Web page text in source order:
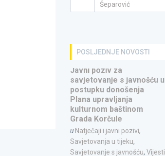
Šeparović
POSLJEDNJE NOVOSTI
Javni poziv za
savjetovanje s javnošću u
postupku donošenja
Plana upravljanja
kulturnom baštinom
Grada Korčule
u Natječaji i javni pozivi,
Savjetovanja u tijeku,
Savjetovanje s javnošću, Vijesti